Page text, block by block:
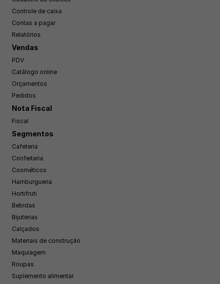
Controle de caixa
Contas a pagar
Relatórios
Vendas
PDV
Catálogo online
Orçamentos
Pedidos
Nota Fiscal
Fiscal
Segmentos
Cafeteria
Confeitaria
Cosméticos
Hamburgueria
Hortifruti
Bebidas
Bijuterias
Calçados
Materiais de construção
Maquiagem
Roupas
Suplemento alimentar